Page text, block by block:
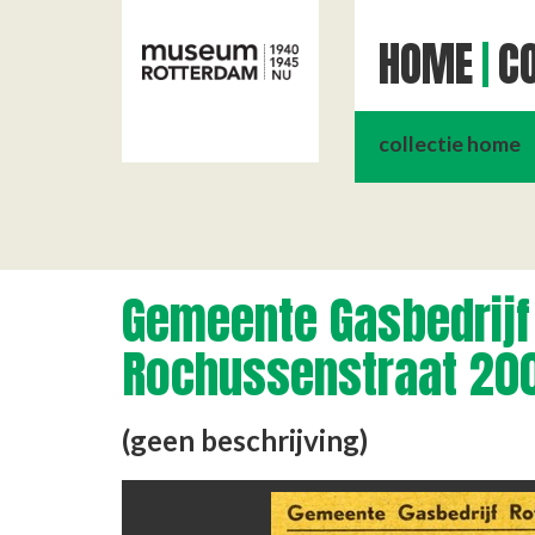
HOME
collectie home
Gemeente
Rochussenstraat
(geen beschrijving)